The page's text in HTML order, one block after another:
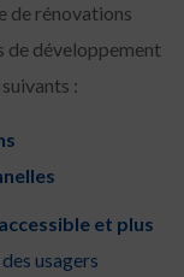
de rénovations
de développement
:
et plus
usagers